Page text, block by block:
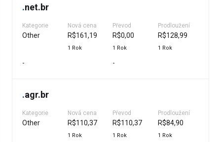
.net.br
Kategorie
Other
Nová cena
R$161,19
1 Rok
Převod
R$0,00
1 Rok
Prodloužení
R$128,99
1 Rok
- -
.agr.br
Kategorie
Other
Nová cena
R$110,37
1 Rok
Převod
R$110,37
1 Rok
Prodloužení
R$84,90
1 Rok